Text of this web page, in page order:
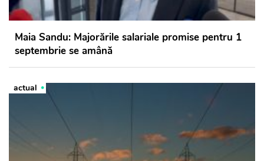
Maia Sandu: Majorările salariale promise pentru 1
septembrie se amână
actual